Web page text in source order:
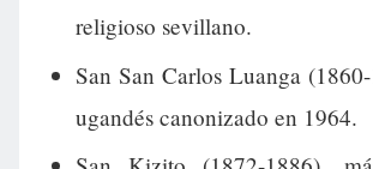
religioso sevillano.
San San Carlos Luanga
ugandés canonizado en 1964.